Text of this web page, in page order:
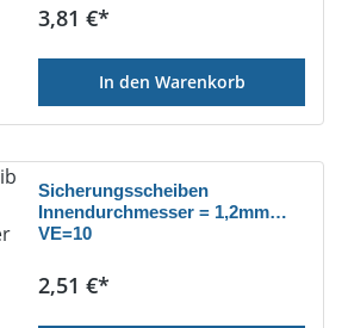
Regulärer Preis:
3,81 €*
In den Warenkorb
Sicherungsscheiben
Innendurchmesser = 1,2mm
VE=10
Regulärer Preis:
2,51 €*